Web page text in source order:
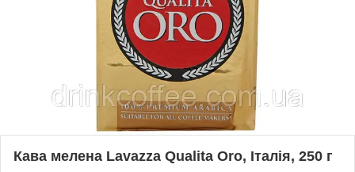
Кава мелена Lavazza Qualita Oro, Італія, 250 г